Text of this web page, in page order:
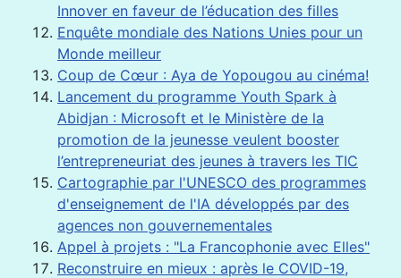
Innover en faveur de l’éducation des filles
Enquête mondiale des Nations Unies pour un
Monde meilleur
Coup de Cœur : Aya de Yopougou au cinéma!
Lancement du programme Youth Spark à
Abidjan : Microsoft et le Ministère de la
promotion de la jeunesse veulent booster
l’entrepreneuriat des jeunes à travers les TIC
Cartographie par l'UNESCO des programmes
d'enseignement de l'IA développés par des
agences non gouvernementales
Appel à projets : "La Francophonie avec Elles"
Reconstruire en mieux : après le COVID-19,